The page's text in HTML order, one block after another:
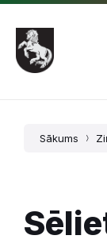
Pāriet
saturu
Skip
main
navigation
Skip
footer
Sākums